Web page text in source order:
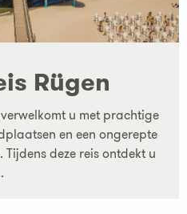
Rügen
u met prachtige
en een ongerepte
deze reis ontdekt u